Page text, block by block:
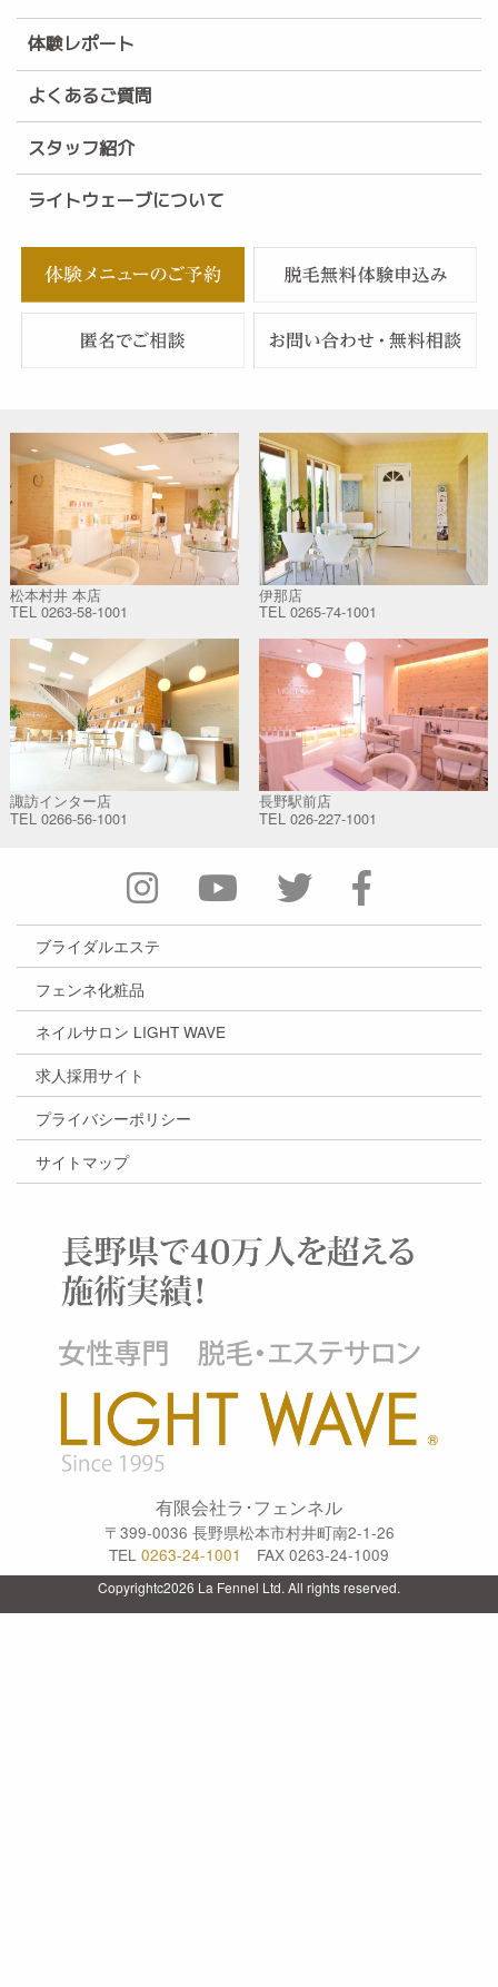
体験レポート
よくあるご質問
スタッフ紹介
ライトウェーブについて
松本村井 本店
TEL 0263-58-1001
伊那店
TEL 0265-74-1001
諏訪インター店
TEL 0266-56-1001
長野駅前店
TEL 026-227-1001
有限会社ラ･フェンネル
〒399-0036 長野県松本市村井町南2-1-26
TEL 0263-24-1001 FAX 0263-24-1009
ブライダルエステ
フェンネ化粧品
ネイルサロン LIGHT WAVE
求人採用サイト
プライバシーポリシー
サイトマップ
Copyrightc2026 La Fennel Ltd. All rights reserved.